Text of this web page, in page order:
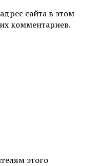
сайта в этом
комментариев.
этого